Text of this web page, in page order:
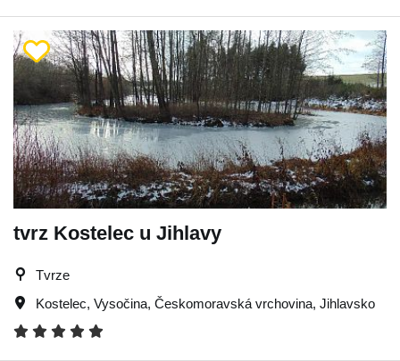
tvrz Kostelec u Jihlavy
Tvrze
Kostelec, Vysočina, Českomoravská vrchovina, Jihlavsko